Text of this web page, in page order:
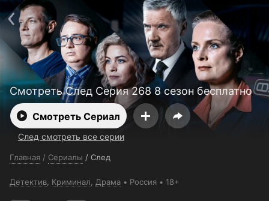
Смотреть След Серия 268 8 сезон бесплатно
Смотреть Сериал
След смотреть все серии
Главная / Сериалы / След
Детектив Криминал Драма Россия 18+
Поддержка:support@24h.tv
О сервисе
Пользовательское соглашение
Политика конфиденциальности
Для партнёров
Открыть приложение
Ввести промокод
Установить на ТВ
Бесплатные каналы Контакты